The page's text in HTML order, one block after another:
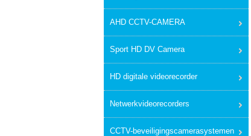
AHD CCTV-CAMERA
Sport HD DV Camera
HD digitale videorecorder
Netwerkvideorecorders
CCTV-beveiligingscamerasystemen